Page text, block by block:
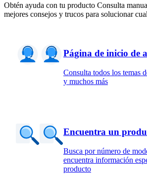
Obtén ayuda con tu producto Consulta
mejores consejos y trucos para solucionar
Página de inicio de
Consulta todos los temas
y muchos más
Encuentra un
Busca por número de
encuentra información
producto